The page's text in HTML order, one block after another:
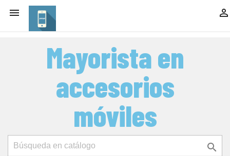
 
Mayorista en
accesorios
móviles
